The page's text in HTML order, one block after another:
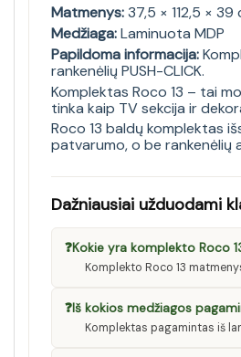
Matmenys:37,5 × 112,5 × 39
Medžiaga:Laminuota MDP
Papildoma informacija:
rankenėlių PUSH-CLICK.
Komplektas Roco 13 – tai
tinka kaip TV sekcija ir
Roco 13 baldų komplektas
patvarumo, o be rankenėlių
Dažniausiai užduodami
❓Kokie yra komplekto Roco
Komplekto Roco 13
❓Iš kokios medžiagos
Komplektas pagamintas iš